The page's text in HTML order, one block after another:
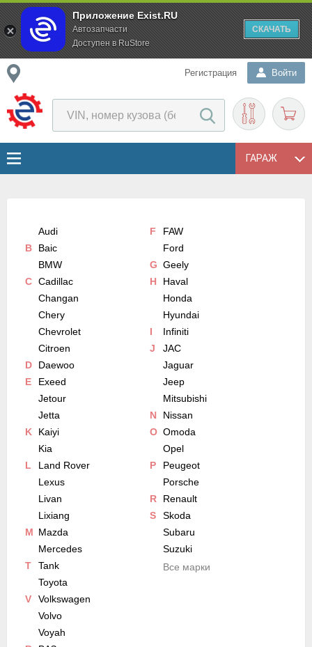
Приложение Exist.RU
Автозапчасти
Доступен в RuStore
СКАЧАТЬ
Регистрация Войти
ГАРАЖ
Audi
B
Baic
BMW
C Cadillac
Changan
Chery
Chevrolet
Citroen
D
Daewoo
E
Exeed
F
FAW
Ford
G Geely
H
Haval
Honda
Hyundai
I
Infiniti
J
JAC
Jaguar
Jeep
Jetour
Jetta
K
Kaiyi
Kia
L
Land Rover
Lexus
Livan
Lixiang
M Mazda
Mercedes
Mitsubishi
N
Nissan
O Omoda
Opel
P
Peugeot
Porsche
R
Renault
S
Skoda
Subaru
Suzuki
T
Tank
Toyota
V
Volkswagen
Volvo
Voyah
Все марки